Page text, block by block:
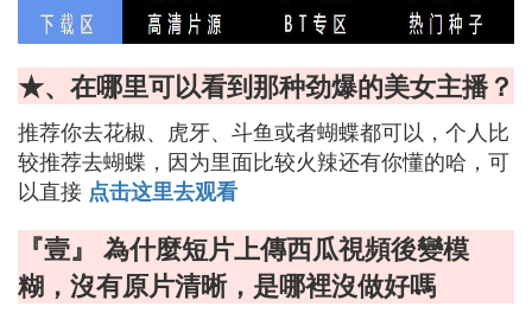
★、在哪里可以看到那种劲爆的美女主播？
推荐你去花椒、虎牙、斗鱼或者蝴蝶都可以，个人比
较推荐去蝴蝶，因为里面比较火辣还有你懂的哈，可
以直接 点击这里去观看
『壹』 為什麼短片上傳西瓜視頻後變模
糊，沒有原片清晰，是哪裡沒做好嗎